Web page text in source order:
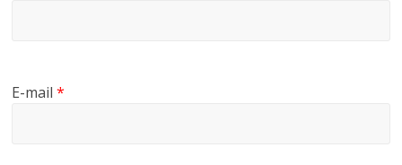
E-mail*